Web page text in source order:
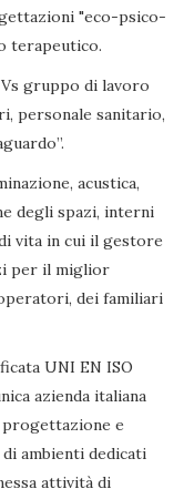
"eco-psico-
terapeutico.
gruppo di lavoro
personale sanitario,
acustica,
degli spazi, interni
vita in cui il gestore
per il miglior
dei familiari
UNI EN ISO
azienda italiana
progettazione e
ambienti dedicati
attività di